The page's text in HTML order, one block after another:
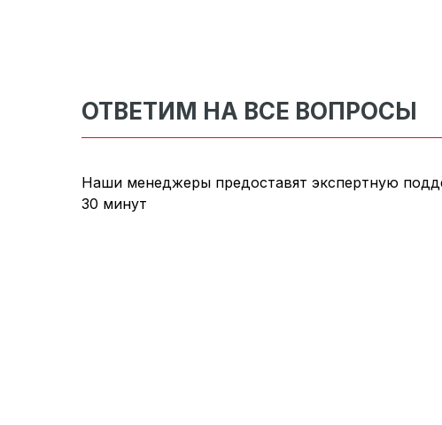
ОТВЕТИМ НА ВСЕ ВОПРОСЫ
Наши менеджеры предоставят экспертную
30 минут